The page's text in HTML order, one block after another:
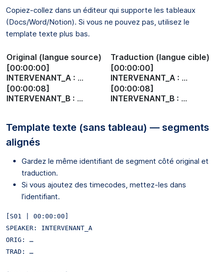
Copiez-collez dans un éditeur qui supporte les tableaux
(Docs/Word/Notion). Si vous ne pouvez pas, utilisez le
template texte plus bas.
Original (langue source)
Traduction (langue cible)
[00:00:00]
INTERVENANT_A : …
[00:00:00]
INTERVENANT_A : …
[00:00:08]
INTERVENANT_B : …
[00:00:08]
INTERVENANT_B : …
Template texte (sans tableau) — segments
alignés
Gardez le même identifiant de segment côté original et
traduction.
Si vous ajoutez des timecodes, mettez-les dans
l’identifiant.
[S01 | 00:00:00]
SPEAKER: INTERVENANT_A
ORIG: …
TRAD: …